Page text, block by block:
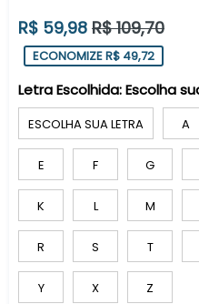
Preço
normal
R$ 59,98 R$ 109,70
ECONOMIZE R$ 49,72
Letra Escolhida:Escolha
ESCOLHA SUA LETRA A
E F G
K L M
R S T
Y X Z